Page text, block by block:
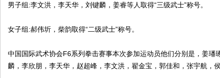
男子组:李文洪，李天华，刘键麟，姜睿等人取得“三级武士”称号。
女子组:郝伟圻，柴韵取得“二级武士”称号。
中国国际武术协会F6系列拳击赛事本次参加运动员他们分别是，姜
麟，李欣朋，李天华，赵超峰，李文洪，翟金宝，郭佳和，张宇航